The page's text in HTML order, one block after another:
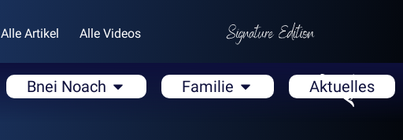
Alle Artikel Alle Videos
Bnei Noach Familie Aktuelles